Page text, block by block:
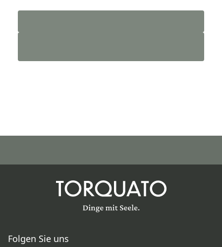
Folgen Sie uns